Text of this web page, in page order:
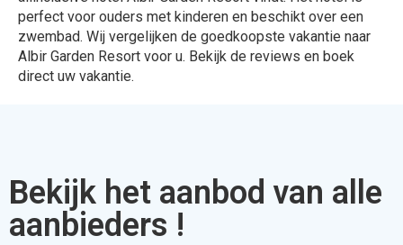
perfect voor ouders met kinderen en beschikt over een
zwembad. Wij vergelijken de goedkoopste vakantie naar
Albir Garden Resort voor u. Bekijk de reviews en boek
direct uw vakantie.
Bekijk het aanbod van alle
aanbieders !